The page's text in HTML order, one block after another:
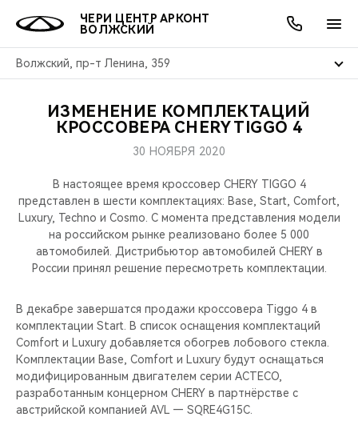
ЧЕРИ ЦЕНТР АРКОНТ
ВОЛЖСКИЙ
Волжский, пр-т Ленина, 359
МОДЕЛИ
КРОССОВЕРЫ
СЕДАНЫ
НОВИНКИ
ПОКУПАТЕЛЯМ
КРЕДИТ И СТРАХОВАНИЕ
ВЛАДЕЛЬЦАМ
ЗАПЧАСТИ И АКСЕССУАРЫ
ПОДДЕРЖКА
МИР CHERY
О БРЕНДЕ
CHERY В СОЦСЕТЯХ
БЛАГОТВОРИТЕЛЬНОСТЬ
CHERY REMOTE
CHERY И СПОРТ
АКЦИИ
ОНЛАЙН СЕРВИСЫ
КРЕДИТ
О КОМПАНИИ
МЫ В СОЦСЕТЯХ
ИЗМЕНЕНИЕ КОМПЛЕКТАЦИЙ
КРОССОВЕРА CHERY TIGGO 4
30 НОЯБРЯ 2020
В настоящее время кроссовер CHERY TIGGO 4
представлен в шести комплектациях: Base, Start, Comfort,
Luxury, Techno и Cosmo. С момента представления модели
на российском рынке реализовано более 5 000
автомобилей. Дистрибьютор автомобилей CHERY в
России принял решение пересмотреть комплектации.
В декабре завершатся продажи кроссовера Tiggo 4 в
комплектации Start. В список оснащения комплектаций
Comfort и Luxury добавляется обогрев лобового стекла.
Комплектации Base, Comfort и Luxury будут оснащаться
модифицированным двигателем серии ACTECO,
разработанным концерном CHERY в партнёрстве с
австрийской компанией AVL — SQRE4G15C.